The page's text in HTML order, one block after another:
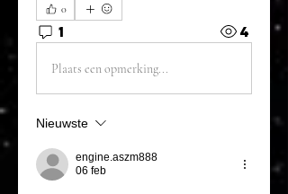
0
1 4
Plaats een opmerking...
Nieuwste
engine.aszm888
06 feb